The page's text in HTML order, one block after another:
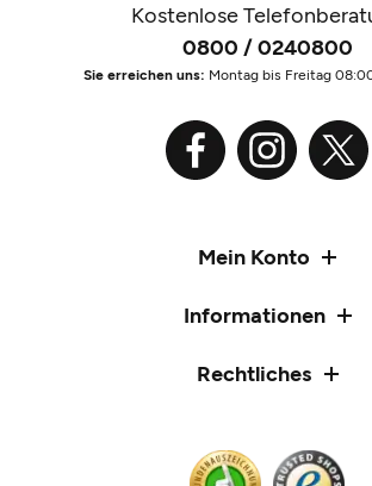
Kostenlose
0800 / 0240800
Sie erreichen uns: Montag bis Freitag
Mein Konto
Informationen
Rechtliches